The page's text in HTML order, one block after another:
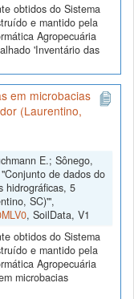
obtidos do Sistema
e mantido pela
Agropecuária
'Inventário das
em microbacias
(Laurentino,
E.; Sônego,
de dados do
hidrográficas, 5
SC)'",
, SoilData, V1
obtidos do Sistema
e mantido pela
Agropecuária
microbacias